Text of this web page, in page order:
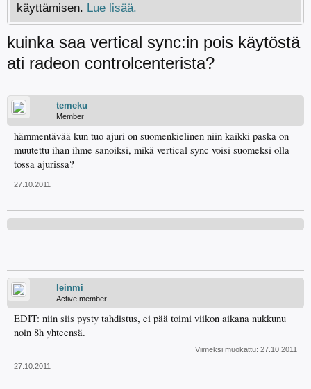
käyttämisen. Lue lisää.
kuinka saa vertical sync:in pois käytöstä
ati radeon controlcenterista?
temeku
Member
hämmentävää kun tuo ajuri on suomenkielinen niin kaikki paska on
muutettu ihan ihme sanoiksi, mikä vertical sync voisi suomeksi olla
tossa ajurissa?
27.10.2011
leinmi
Active member
EDIT: niin siis pysty tahdistus, ei pää toimi viikon aikana nukkunu
noin 8h yhteensä.
Viimeksi muokattu: 27.10.2011
27.10.2011